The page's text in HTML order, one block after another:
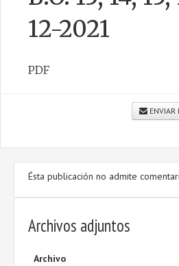
CONTACTO
12-2021
PDF
ENVIAR
Ésta publicación no admite
Archivos adjuntos
Archivo